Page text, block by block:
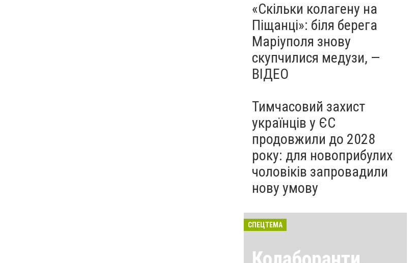
«Скільки колагену на
Піщанці»: біля берега
Маріуполя знову
скупчилися медузи, —
ВІДЕО
Тимчасовий захист
українців у ЄС
продовжили до 2028
року: для новоприбулих
чоловіків запровадили
нову умову
СПЕЦТЕМА